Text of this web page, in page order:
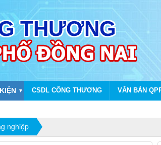
▼ CSDL CÔNG THƯƠNG VĂN BẢN
nghiệp